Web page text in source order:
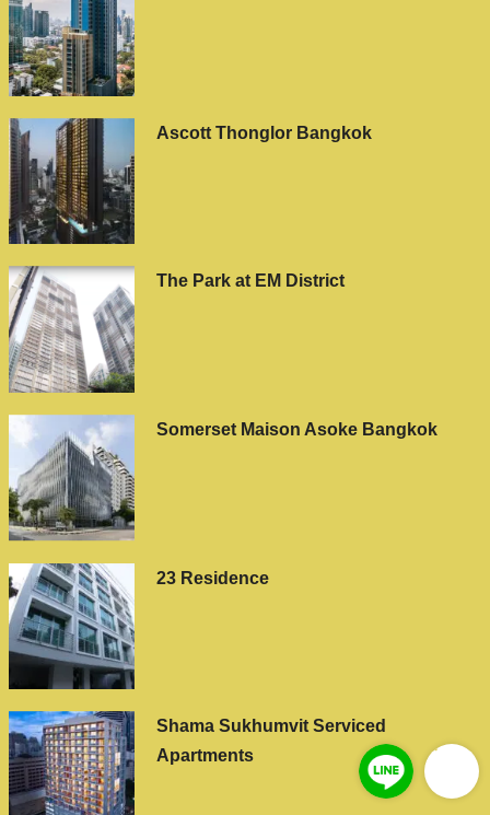
Ascott Thonglor Bangkok
The Park at EM District
Somerset Maison Asoke Bangkok
23 Residence
Shama Sukhumvit Serviced
Apartments